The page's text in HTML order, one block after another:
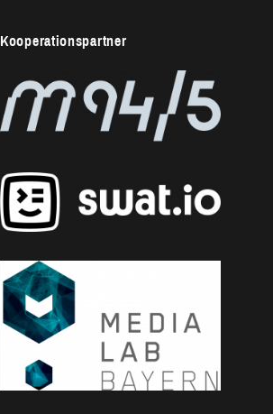
Kooperationspartner